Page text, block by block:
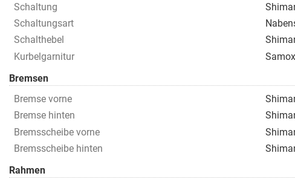
Schaltung
Schaltungsart
Schalthebel
Kurbelgarnitur
Bremsen
Bremse vorne
Bremse hinten
Bremsscheibe vorne
Bremsscheibe hinten
Rahmen